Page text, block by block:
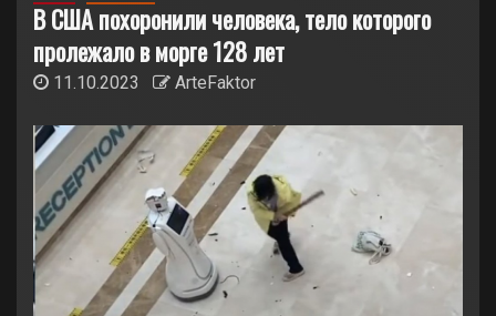
В США похоронили человека, тело которого
пролежало в морге 128 лет
11.10.2023 ArteFaktor